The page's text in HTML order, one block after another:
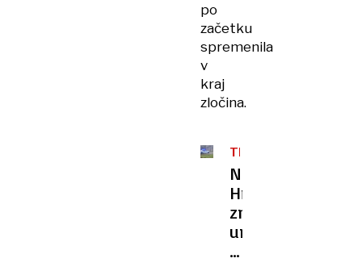
po
začetku
spremenila
v
kraj
zločina.
TRAGEDIJA
Na
Hrvaškem
znova
umor
ženske: